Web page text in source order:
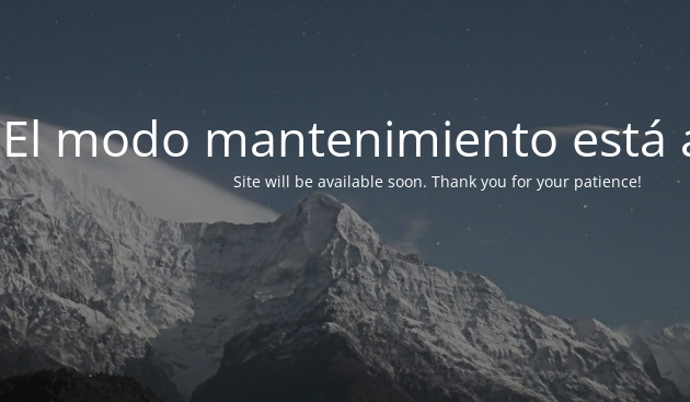
El modo mantenimiento está
Site will be available soon. Thank you for your patience!